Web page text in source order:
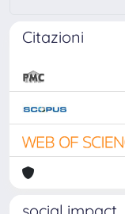
Citazioni